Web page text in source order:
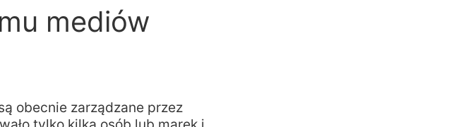
mediów
obecnie zarządzane przez